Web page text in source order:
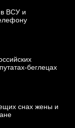
ВСУ и
беглецах
снах жены и